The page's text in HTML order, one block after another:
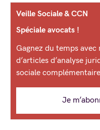
Veille Sociale & CCN
Spéciale avocats !
Gagnez du temps
d’articles d’analyse
sociale
Je